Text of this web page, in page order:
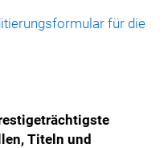
für die
Titeln und